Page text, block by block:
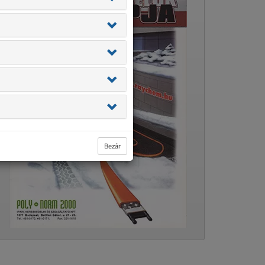
Bezár